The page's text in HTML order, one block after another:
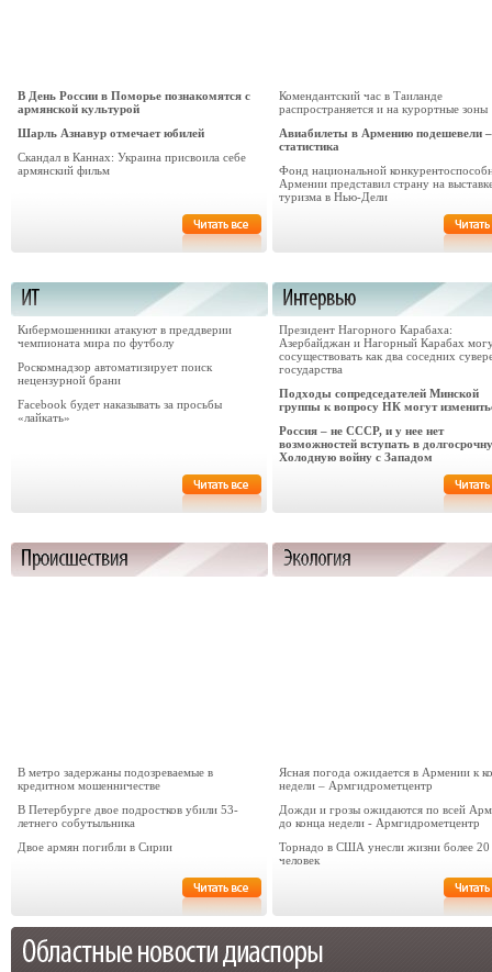
В День России в Поморье познакомятся с
армянской культурой
Шарль Азнавур отмечает юбилей
Cкандал в Каннах: Украина присвоила себе
армянский фильм
Комендантский час в Таиланде
распространяется и на курортные зоны
Авиабилеты в Армению подешевели –
статистика
Фонд национальной
Армении представил страну на
туризма в Нью-Дели
Кибермошенники атакуют в преддверии
чемпионата мира по футболу
Роскомнадзор автоматизирует поиск
нецензурной брани
Facebook будет наказывать за просьбы
«лайкать»
Президент Нагорного Карабаха:
Азербайджан и Нагорный Карабах
сосуществовать как два соседних
государства
Подходы сопредседателей Минской
группы к вопросу НК могут
Россия – не СССР, и у нее нет
возможностей вступать в
Холодную войну с Западом
В метро задержаны подозреваемые в
кредитном мошенничестве
В Петербурге двое подростков убили 53-
летнего собутыльника
Двое армян погибли в Сирии
Ясная погода ожидается в Армении к
недели – Армгидрометцентр
Дожди и грозы ожидаются по всей
до конца недели - Армгидрометцентр
Торнадо в США унесли жизни более 20
человек